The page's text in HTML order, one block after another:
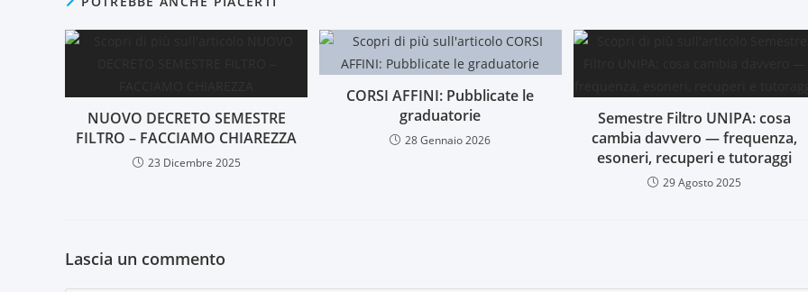
NUOVO DECRETO SEMESTRE
FILTRO – FACCIAMO CHIAREZZA
23 Dicembre 2025
CORSI AFFINI: Pubblicate le
graduatorie
28 Gennaio 2026
Semestre Filtro UNIPA: cosa
cambia davvero — frequenza,
esoneri, recuperi e tutoraggi
29 Agosto 2025
Lascia un commento